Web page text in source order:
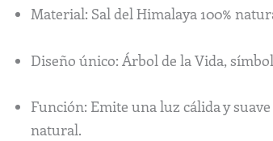
Material: Sal del Himalaya 100%
Diseño único: Árbol de la Vida,
Función: Emite una luz cálida y
natural.